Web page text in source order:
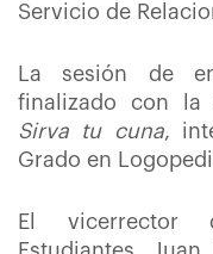
Servicio de
La sesión de
finalizado con la
Sirva tu cuna,
Grado en
El vicerrector